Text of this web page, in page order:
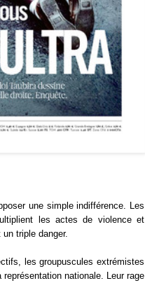
une simple indifférence. Les
les actes de violence et
triple danger.
les groupuscules extrémistes
nationale. Leur rage